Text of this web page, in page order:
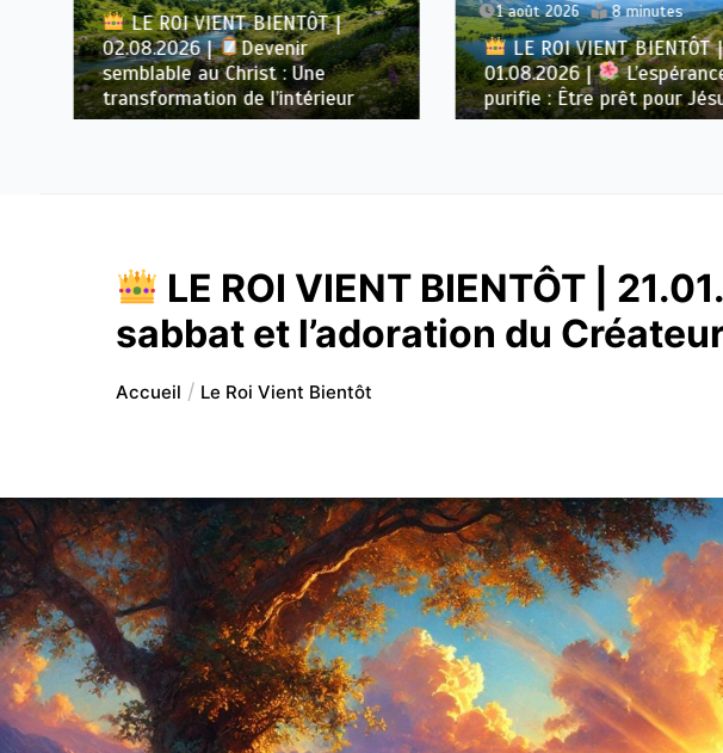
LE ROI VIENT BIENTÔT |
02.08.2026 |
Devenir
semblable au Christ : Une
transformation de l’intérieur
1 août 2026 8 minutes
LE ROI VIENT BIENTÔT |
01.08.2026 |
L’espérance
purifie : Être prêt pour Jésus
LE ROI VIENT BIENTÔT |
sabbat et l’adoration du
Accueil Le Roi Vient Bientôt